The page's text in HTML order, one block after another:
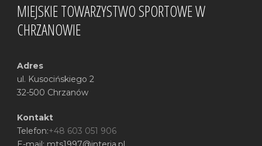
MIEJSKIE TOWARZYSTWO SPORTOWE W
CHRZANOWIE
Adres
ul. Kusocińskiego 2
32-500 Chrzanów
Kontakt
Telefon:+48 603 051 906